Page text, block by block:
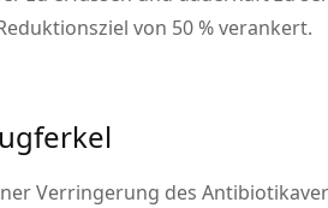
von 50 % verankert.
Verringerung des